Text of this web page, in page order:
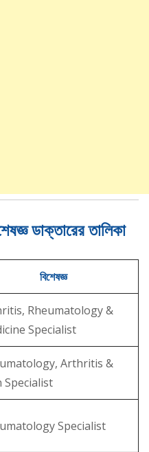
ডাক্তারের তালিকা
বিশেষজ্ঞ
Rheumatology &
Specialist
Arthritis &
Specialist
Specialist